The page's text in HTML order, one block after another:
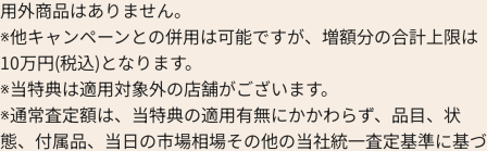
用外商品はありません。
※他キャンペーンとの併用は可能ですが、増額分の合計上限は
10万円(税込)となります。
※当特典は適用対象外の店舗がございます。
※通常査定額は、当特典の適用有無にかかわらず、品目、状
態、付属品、当日の市場相場その他の当社統一査定基準に基づ